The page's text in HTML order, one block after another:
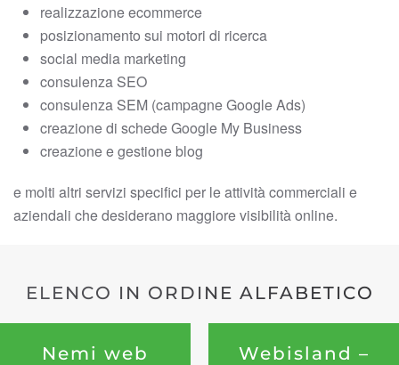
realizzazione ecommerce
posizionamento sui motori di ricerca
social media marketing
consulenza SEO
consulenza SEM (campagne Google Ads)
creazione di schede Google My Business
creazione e gestione blog
e molti altri servizi specifici per le attività commerciali e
aziendali che desiderano maggiore visibilità online.
ELENCO IN ORDINE ALFABETICO
Nemi web
Webisland –